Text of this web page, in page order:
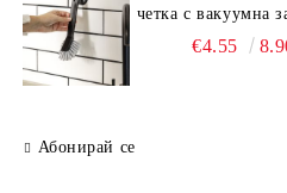
четка с вакуумна
€4.55
Абонирай се